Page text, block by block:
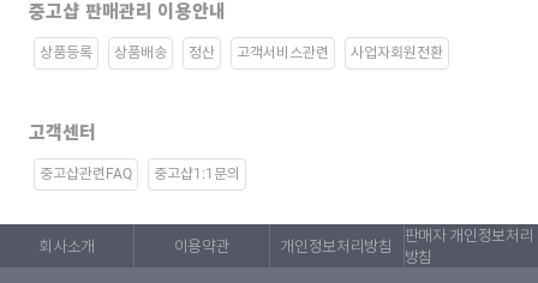
중고샵 판매관리 이용안내
상품등록 상품배송 정산 고객서비스관련 사업자회원전환
고객센터
중고샵관련FAQ 중고샵1:1문의
회사소개 이용약관 개인정보처리방침
판매자 개인정보처리
방침